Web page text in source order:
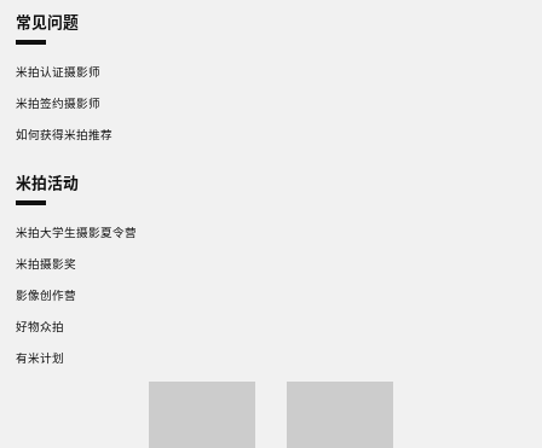
常见问题
米拍认证摄影师
米拍签约摄影师
如何获得米拍推荐
米拍活动
米拍大学生摄影夏令营
米拍摄影奖
影像创作营
好物众拍
有米计划